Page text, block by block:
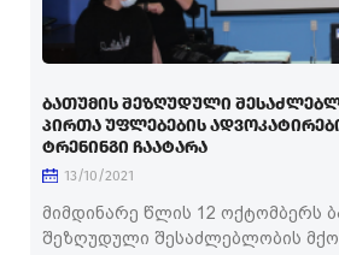
ᲑᲐᲗᲣᲛᲘᲡ ᲨᲔᲖᲦᲣᲓᲣᲚᲘ
ᲞᲘᲠᲗᲐ ᲣᲤᲚᲔᲑᲔᲑᲘᲡ
ᲢᲠᲔᲜᲘᲜᲒᲘ ᲩᲐᲐᲢᲐᲠᲐ
13/10/2021
მიმდინარე წლის 12 ოქტომბერს
შეზღუდული შესაძლებლობის